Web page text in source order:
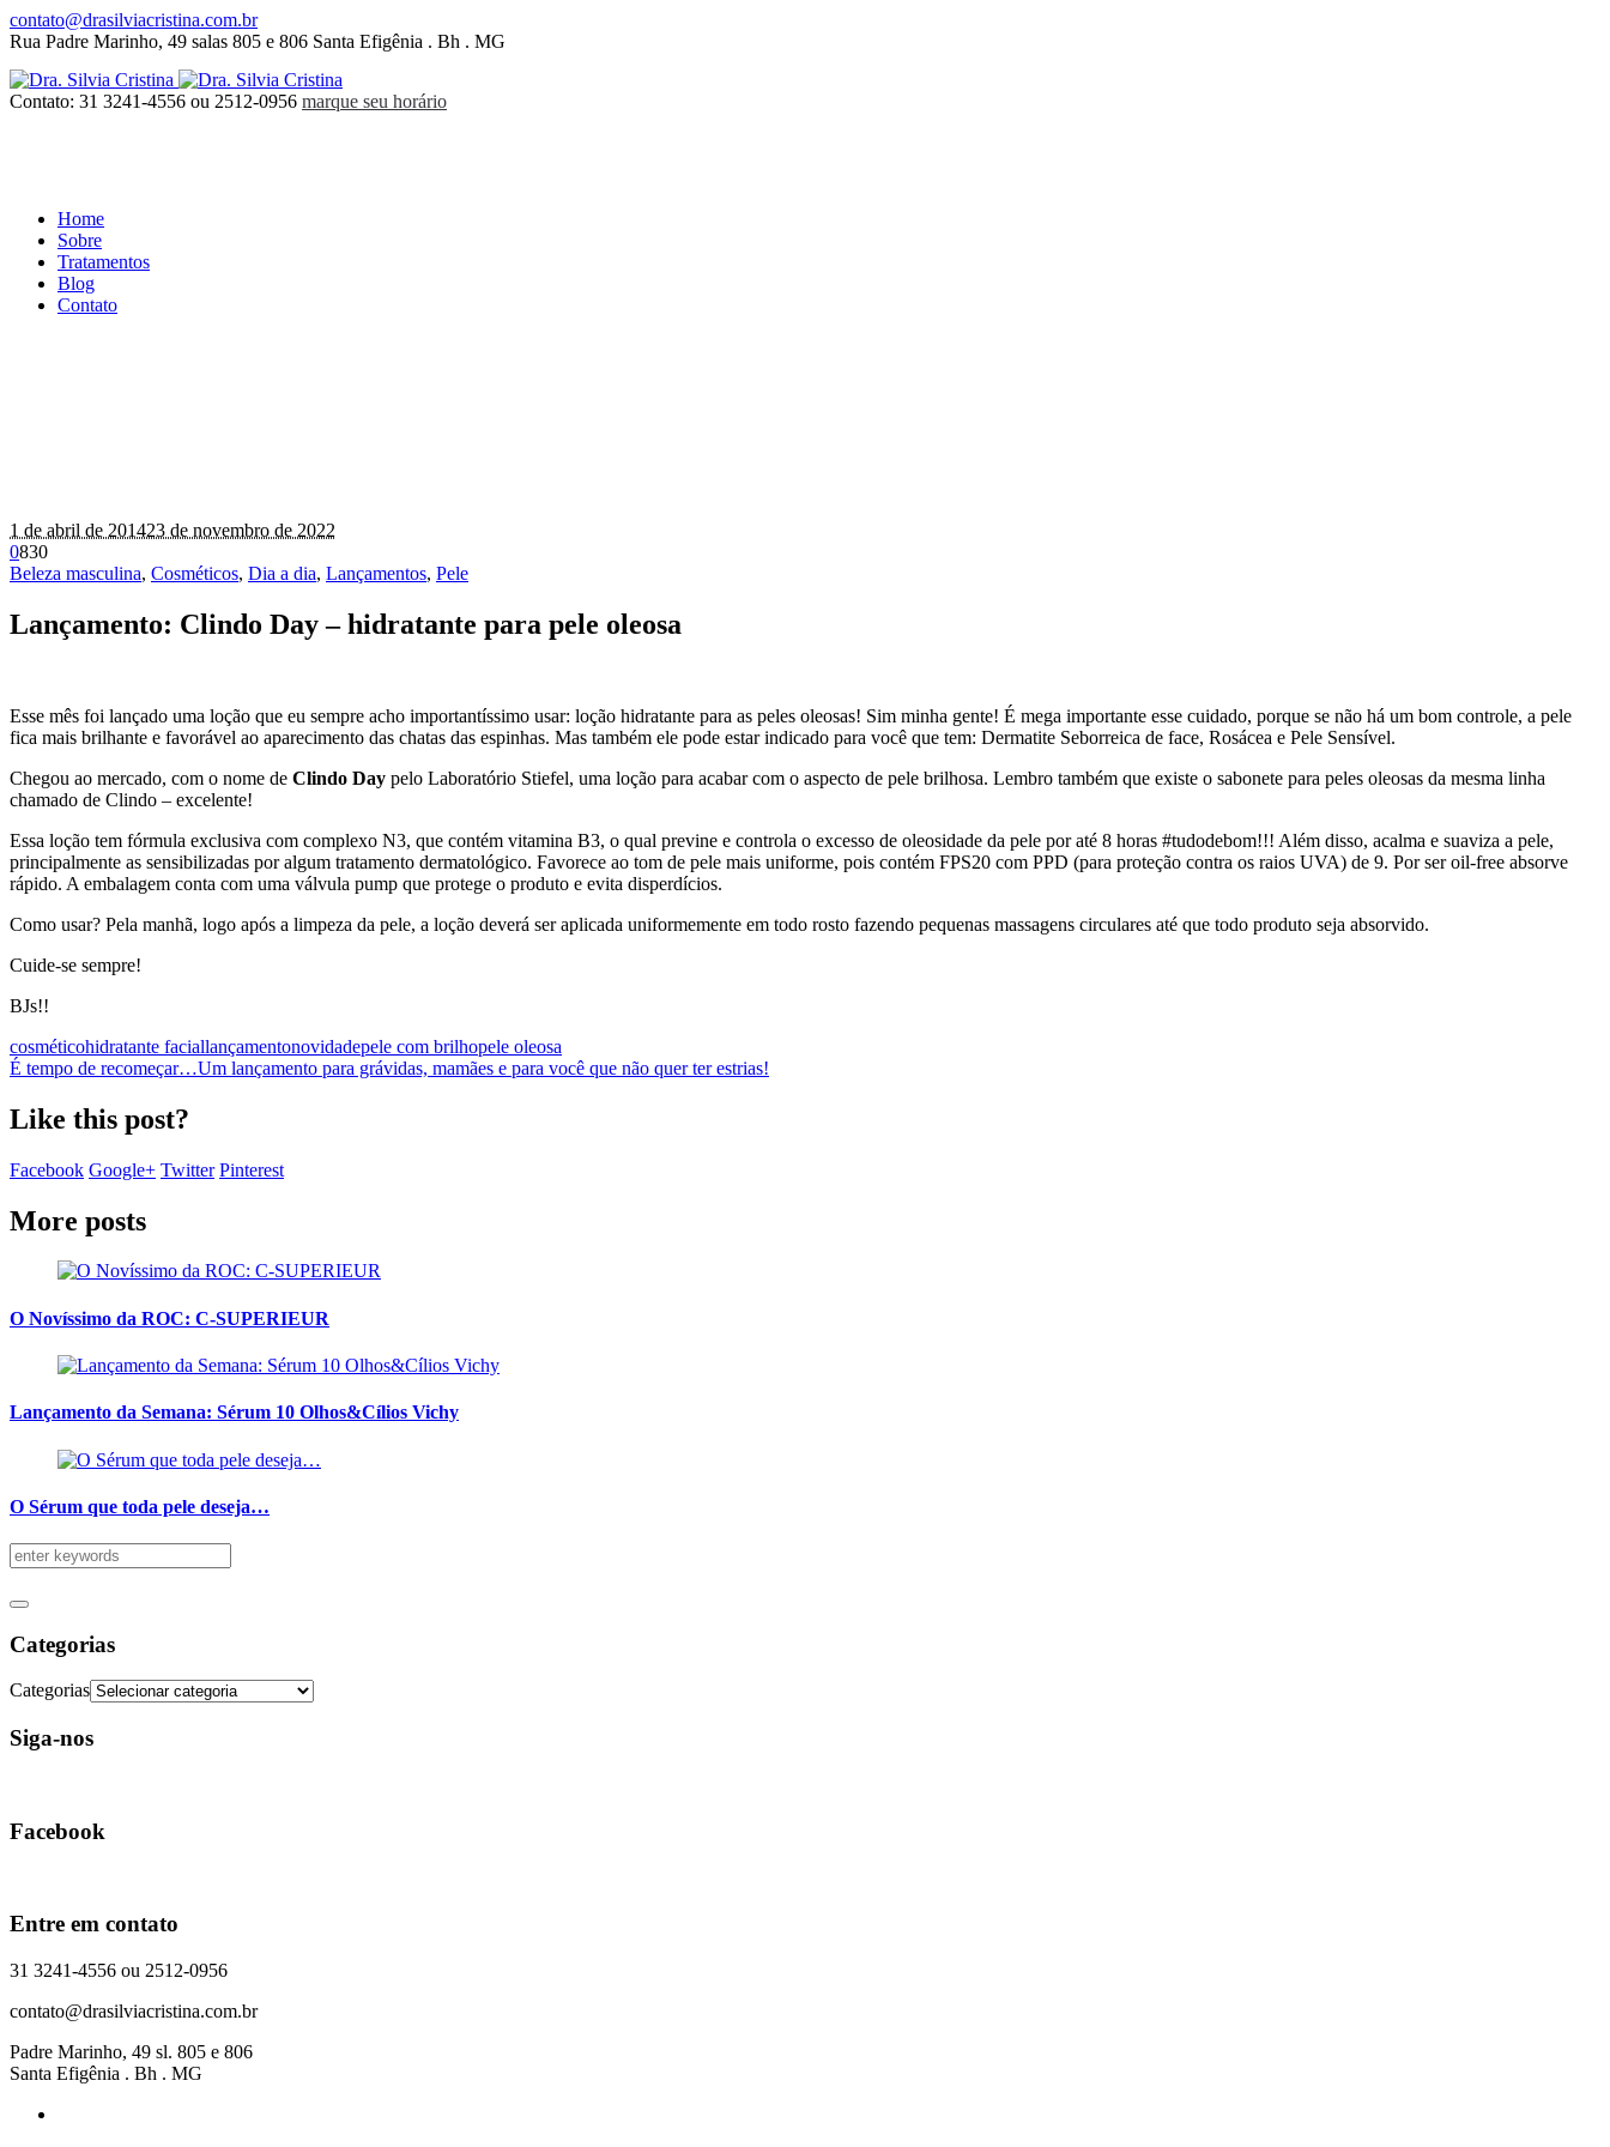
contato@drasilviacristina.com.br
Rua Padre Marinho, 49 salas 805 e 806 Santa Efigênia . Bh . MG
Contato: 31 3241-4556 ou 2512-0956 marque seu horário
Home
Sobre
Tratamentos
Blog
Contato
1 de abril de 201423 de novembro de 2022
0830
Beleza masculina, Cosméticos, Dia a dia, Lançamentos, Pele
Lançamento: Clindo Day – hidratante para pele oleosa
Esse mês foi lançado uma loção que eu sempre acho importantíssimo usar: loção hidratante para as peles oleosas! Sim minha gente! É mega importante esse cuidado, porque se não há um bom controle, a pele
fica mais brilhante e favorável ao aparecimento das chatas das espinhas. Mas também ele pode estar indicado para você que tem: Dermatite Seborreica de face, Rosácea e Pele Sensível.
Chegou ao mercado, com o nome de Clindo Day pelo Laboratório Stiefel, uma loção para acabar com o aspecto de pele brilhosa. Lembro também que existe o sabonete para peles oleosas da mesma linha
chamado de Clindo – excelente!
Essa loção tem fórmula exclusiva com complexo N3, que contém vitamina B3, o qual previne e controla o excesso de oleosidade da pele por até 8 horas #tudodebom!!! Além disso, acalma e suaviza a pele,
principalmente as sensibilizadas por algum tratamento dermatológico. Favorece ao tom de pele mais uniforme, pois contém FPS20 com PPD (para proteção contra os raios UVA) de 9. Por ser oil-free absorve
rápido. A embalagem conta com uma válvula pump que protege o produto e evita disperdícios.
Como usar? Pela manhã, logo após a limpeza da pele, a loção deverá ser aplicada uniformemente em todo rosto fazendo pequenas massagens circulares até que todo produto seja absorvido.
Cuide-se sempre!
BJs!!
cosméticohidratante faciallançamentonovidadepele com brilhopele oleosa
É tempo de recomeçar…Um lançamento para grávidas, mamães e para você que não quer ter estrias!
Like this post?
Facebook Google+ Twitter Pinterest
More posts
O Novíssimo da ROC: C-SUPERIEUR
Lançamento da Semana: Sérum 10 Olhos&Cílios Vichy
O Sérum que toda pele deseja…
Categorias
Categorias
Siga-nos
Facebook
Entre em contato
31 3241-4556 ou 2512-0956
contato@drasilviacristina.com.br
Padre Marinho, 49 sl. 805 e 806
Santa Efigênia . Bh . MG